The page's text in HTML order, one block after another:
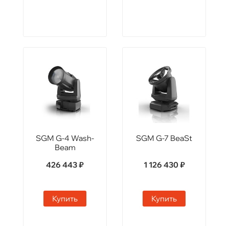
SGM G-4 Wash-
Beam
426 443 ₽
Купить
SGM G-7 BeaSt
1 126 430 ₽
Купить